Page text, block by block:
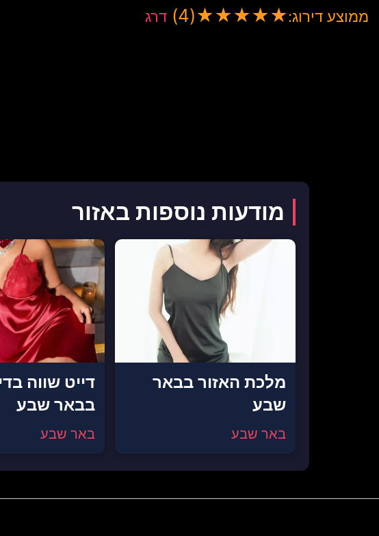
ממוצע דירוג:★
★
★
★
★
(4) דרג
מודעות נוספות באזור
מלכת האזור בבאר
שבע
באר שבע
דייט שווה
בבאר שבע
באר שבע